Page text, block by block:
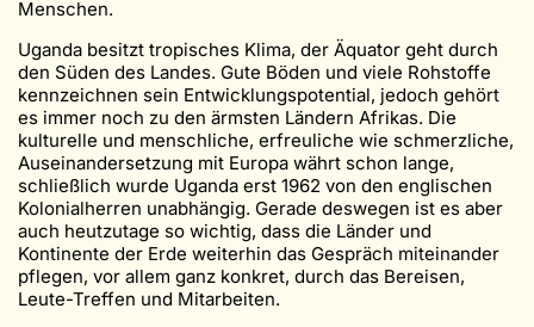
Menschen.
Uganda besitzt tropisches Klima, der Äquator geht durch
den Süden des Landes. Gute Böden und viele Rohstoffe
kennzeichnen sein Entwicklungspotential, jedoch gehört
es immer noch zu den ärmsten Ländern Afrikas. Die
kulturelle und menschliche, erfreuliche wie schmerzliche,
Auseinandersetzung mit Europa währt schon lange,
schließlich wurde Uganda erst 1962 von den englischen
Kolonialherren unabhängig. Gerade deswegen ist es aber
auch heutzutage so wichtig, dass die Länder und
Kontinente der Erde weiterhin das Gespräch miteinander
pflegen, vor allem ganz konkret, durch das Bereisen,
Leute-Treffen und Mitarbeiten.